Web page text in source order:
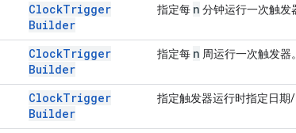
ClockTrigger
Builder
指定每 n 分钟运行一次触发
ClockTrigger
Builder
指定每 n 周运行一次触发器。
ClockTrigger
Builder
指定触发器运行时指定日期/